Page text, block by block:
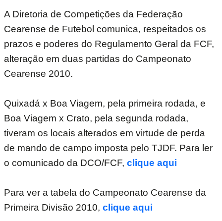
A Diretoria de Competições da Federação
Cearense de Futebol comunica, respeitados os
prazos e poderes do Regulamento Geral da FCF,
alteração em duas partidas do Campeonato
Cearense 2010.
Quixadá x Boa Viagem, pela primeira rodada, e
Boa Viagem x Crato, pela segunda rodada,
tiveram os locais alterados em virtude de perda
de mando de campo imposta pelo TJDF. Para ler
o comunicado da DCO/FCF, clique aqui
Para ver a tabela do Campeonato Cearense da
Primeira Divisão 2010, clique aqui